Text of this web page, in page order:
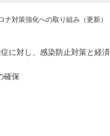
ナ対策強化への取り組み（更新）
に対し、感染防止対策と経
確保